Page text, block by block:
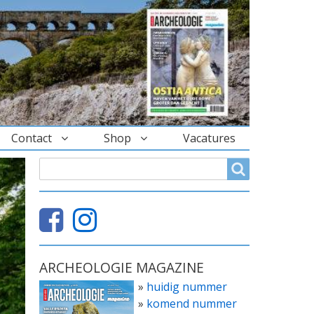
Contact Shop Vacatures
ARCHEOLOGIE MAGAZINE
» huidig nummer
» komend nummer